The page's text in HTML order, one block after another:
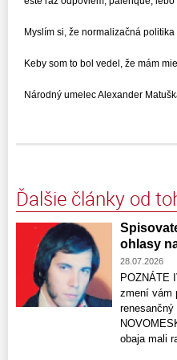
Myslím si, že normalizačná politika
Keby som to bol vedel, že mám
Národný umelec Alexander
Ďalšie články od
ohlasy
28.07.2026
POZNÁTE
zmení vám
obaja mali